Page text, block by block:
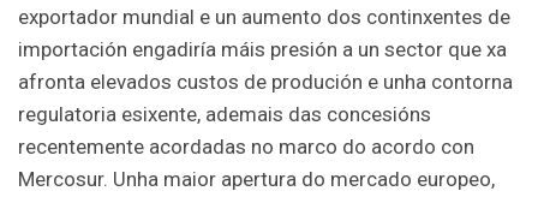
exportador mundial e un aumento dos continxentes de
importación engadiría máis presión a un sector que xa
afronta elevados custos de produción e unha contorna
regulatoria esixente, ademais das concesións
recentemente acordadas no marco do acordo con
Mercosur. Unha maior apertura do mercado europeo,